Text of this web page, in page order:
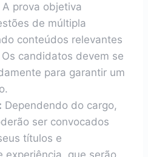
A prova objetiva
de múltipla
conteúdos relevantes
candidatos devem se
para garantir um
Dependendo do cargo,
ser convocados
títulos e
experiência, que serão